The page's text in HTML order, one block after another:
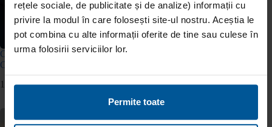
rețele sociale, de publicitate și de analize) informații cu
privire la modul în care folosești site-ul nostru. Aceștia le
pot combina cu alte informații oferite de tine sau culese în
urma folosirii serviciilor lor.
Permite toate
Cum decurge procesul de verificare 100% online la Viva
Credit?
14 aprilie 2026